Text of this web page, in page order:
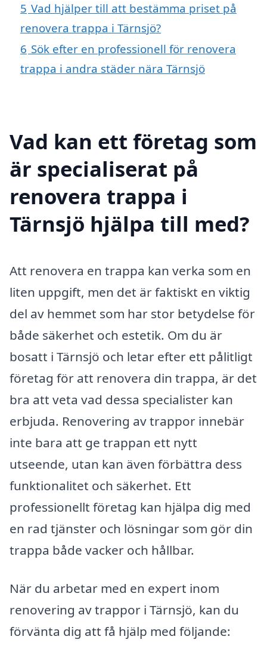
5 Vad hjälper till att bestämma priset på
renovera trappa i Tärnsjö?
6 Sök efter en professionell för renovera
trappa i andra städer nära Tärnsjö
Vad kan ett företag som
är specialiserat på
renovera trappa i
Tärnsjö hjälpa till med?
Att renovera en trappa kan verka som en
liten uppgift, men det är faktiskt en viktig
del av hemmet som har stor betydelse för
både säkerhet och estetik. Om du är
bosatt i Tärnsjö och letar efter ett pålitligt
företag för att renovera din trappa, är det
bra att veta vad dessa specialister kan
erbjuda. Renovering av trappor innebär
inte bara att ge trappan ett nytt
utseende, utan kan även förbättra dess
funktionalitet och säkerhet. Ett
professionellt företag kan hjälpa dig med
en rad tjänster och lösningar som gör din
trappa både vacker och hållbar.
När du arbetar med en expert inom
renovering av trappor i Tärnsjö, kan du
förvänta dig att få hjälp med följande: